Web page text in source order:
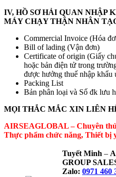
IV, HỒ SƠ HẢI QUAN NHẬP
MÁY CHẠY THẬN NHÂN
Commercial Invoice (Hóa
Bill of lading (Vận đơn)
Certificate of origin (Giấy
hoặc bản điện tử trong
được hưởng thuế nhập khẩu
Packing List
Bản phân loại và Số đk lưu
MỌI THẮC MẮC XIN LIÊN
AIRSEAGLOBAL – Chuyên
Thực phẩm chức năng, Thiết bị
Tuyết Minh –
GROUP
Zalo: 0971 460